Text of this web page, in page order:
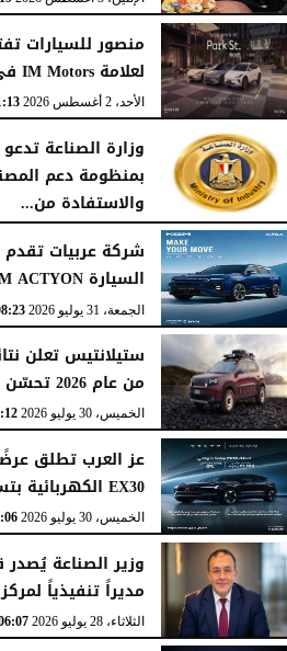
منصور للسيارات
لعلامة IM Motors في Park St...
الأحد، 2 أغسطس 2026
وزارة الصناعة
بمنظومة دعم
والاستفادة من...
السبت، 1 أغسطس 2026
شركة عربيات تقدم
السيارة KGM ACTYON، بسعر...
الجمعة، 31 يوليو 2026 08:23
ستيلانتيس تعلن
من عام 2026 تحسّن سنوي...
الخميس، 30 يوليو 2026
EX30 الكهربائية بتسهيلات تمويل تبدأ...
الخميس، 30 يوليو 2026
وزير الصناعة يُصدر
مديراً تنفيذياً
الثلاثاء، 28 يوليو 2026 06:07